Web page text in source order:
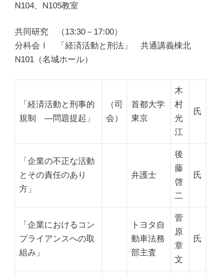
N104、N105教室
共同研究 （13:30－17:00）
分科会Ⅰ
「経済活動と刑法」
共通講義棟北
N101（名城ホール）
「経済活動と刑事的
規制 ―問題提起 」
（司
会）
首都大学
東京
木
村
光
江
氏
「企業の不正な活動
とその責任のあり
方」
弁護士
後
藤
啓
二
氏
「企業におけるコン
プライアンスへの取
組み」
トヨタ自
動車法務
部主査
菅
原
章
文
氏